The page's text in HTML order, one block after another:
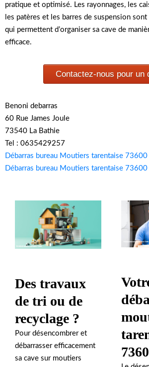
pratique et optimisé. Les rayonnages, les
les patères et les barres de suspension sont
qui permettent d’organiser sa cave de
efficace.
Contactez-nous pour un
Benoni debarras
60 Rue James Joule
73540 La Bathie
Tel : 0635429257
Débarras bureau Moutiers tarentaise 73600
Débarras bureau Moutiers tarentaise 73600
Des travaux
de tri ou de
recyclage ?
Pour désencombrer et
débarrasser efficacement
sa cave sur moutiers